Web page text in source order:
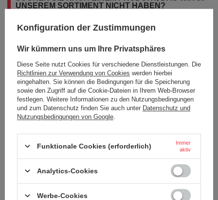
UNSEREM SORTIMENT NICHT HABEN?
Wenn Sie ein Produkt in unserem Angebot nicht gefunden haben und es
verwenden und uns eine Beschreibung des gesuchten Artikels
BESTELLUNGEN
Bestellungsstatus
Ich möchte die Ware reklamieren
Ich möchte vom Vertrag zurücktreten
Konfiguration der Zustimmungen
Wir kümmern uns um Ihre Privatsphäres
Diese Seite nutzt Cookies für verschiedene Dienstleistungen. Die
Richtlinien zur Verwendung von Cookies werden hierbei
eingehalten. Sie können die Bedingungen für die Speicherung
sowie den Zugriff auf die Cookie-Dateien in Ihrem Web-Browser
festlegen. Weitere Informationen zu den Nutzungsbedingungen
und zum Datenschutz finden Sie auch unter Datenschutz und
Nutzungsbedingungen von Google
Funktionale Cookies (erforderlich)
Immer
aktiv
Analytics-Cookies
Werbe-Cookies